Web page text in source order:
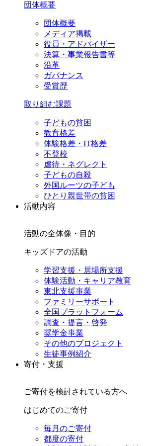
団体概要
団体概要
メディア掲載
役員・アドバイザー
決算・事業報告書等
沿革
ガバナンス
受賞歴
取り組む課題
子どもの貧困
教育格差
体験格差・IT格差
不登校
虐待・ネグレクト
子どもの自殺
外国ルーツの子ども
ひとり親世帯の貧困
活動内容
活動の全体像・目的
キッズドアの活動
学習支援・居場所支援
体験活動・キャリア教育
東北支援事業
ファミリーサポート
全国プラットフォーム
調査・提言・啓発
奨学金事業
その他のプロジェクト
生徒事例紹介
寄付・支援
ご寄付を検討されている方へ
はじめてのご寄付
毎月のご寄付
都度の寄付